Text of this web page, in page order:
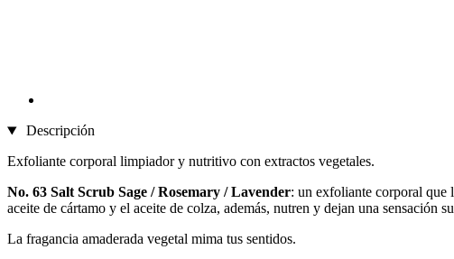
Descripción
Exfoliante corporal limpiador y nutritivo con extractos vegetales.
No. 63 Salt Scrub Sage / Rosemary / Lavender: un exfoliante corporal que
aceite de cártamo y el aceite de colza, además, nutren y dejan una
La fragancia amaderada vegetal mima tus sentidos.